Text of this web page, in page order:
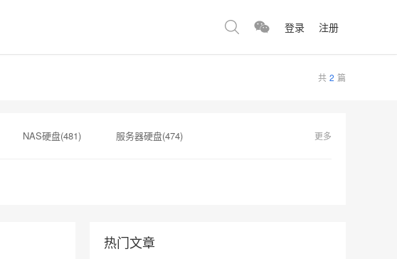
登录 注册
共 2 篇
NAS硬盘(481) 服务器硬盘(474) 更多
热门文章